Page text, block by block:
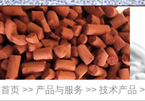
首页 >> 产品与服务 >> 技术产品